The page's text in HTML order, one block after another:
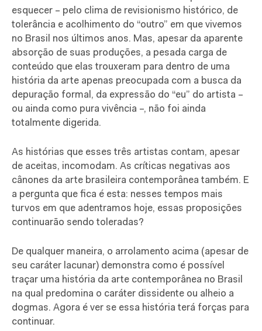
esquecer – pelo clima de revisionismo histórico, de
tolerância e acolhimento do “outro” em que vivemos
no Brasil nos últimos anos. Mas, apesar da aparente
absorção de suas produções, a pesada carga de
conteúdo que elas trouxeram para dentro de uma
história da arte apenas preocupada com a busca da
depuração formal, da expressão do “eu” do artista –
ou ainda como pura vivência –, não foi ainda
totalmente digerida.
As histórias que esses três artistas contam, apesar
de aceitas, incomodam. As críticas negativas aos
cânones da arte brasileira contemporânea também. E
a pergunta que fica é esta: nesses tempos mais
turvos em que adentramos hoje, essas proposições
continuarão sendo toleradas?
De qualquer maneira, o arrolamento acima (apesar de
seu caráter lacunar) demonstra como é possível
traçar uma história da arte contemporânea no Brasil
na qual predomina o caráter dissidente ou alheio a
dogmas. Agora é ver se essa história terá forças para
continuar.